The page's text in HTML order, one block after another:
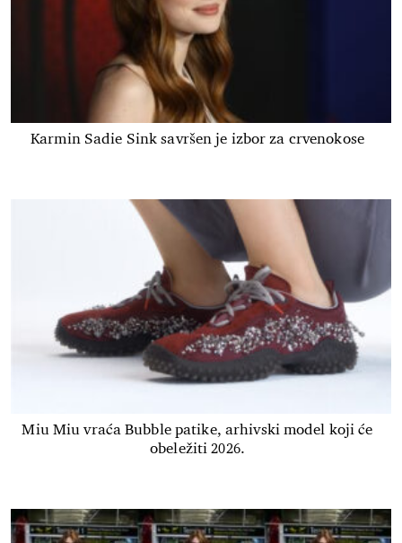
Karmin Sadie Sink savršen je izbor za crvenokose
Miu Miu vraća Bubble patike, arhivski model koji će
obeležiti 2026.